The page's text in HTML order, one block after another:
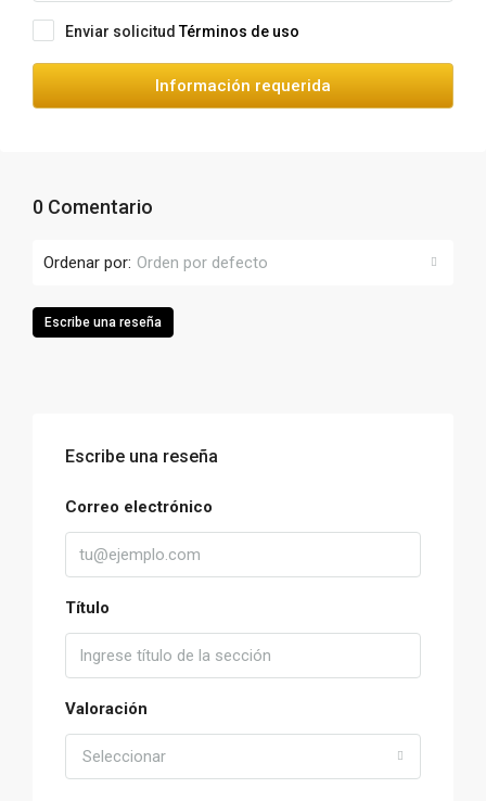
Enviar solicitudTérminos de uso
Información requerida
0 Comentario
Ordenar por: Orden por defecto
Escribe una reseña
Escribe una reseña
Correo electrónico
Título
Valoración
Seleccionar